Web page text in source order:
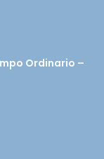
Ordinario –